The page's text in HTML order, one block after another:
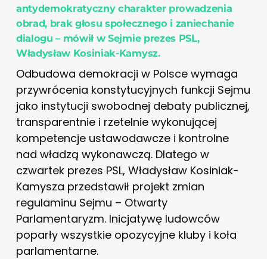
antydemokratyczny charakter prowadzenia
obrad, brak głosu społecznego i zaniechanie
dialogu – mówił w Sejmie prezes PSL,
Władysław Kosiniak-Kamysz.
Odbudowa demokracji w Polsce wymaga
przywrócenia konstytucyjnych funkcji Sejmu
jako instytucji swobodnej debaty publicznej,
transparentnie i rzetelnie wykonującej
kompetencje ustawodawcze i kontrolne
nad władzą wykonawczą. Dlatego w
czwartek prezes PSL, Władysław Kosiniak-
Kamysza przedstawił projekt zmian
regulaminu Sejmu – Otwarty
Parlamentaryzm. Inicjatywę ludowców
poparły wszystkie opozycyjne kluby i koła
parlamentarne.